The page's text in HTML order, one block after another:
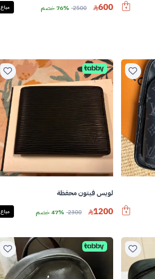
600
2500 76% خصم مباع
لويس فيتون محفظة
1200
2300 47% خصم مباع